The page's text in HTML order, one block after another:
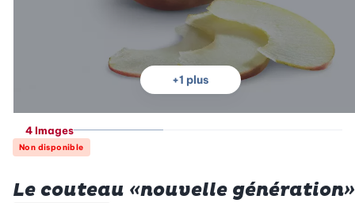
+1 plus
4 Images
Non disponible
Le couteau «nouvelle génération»